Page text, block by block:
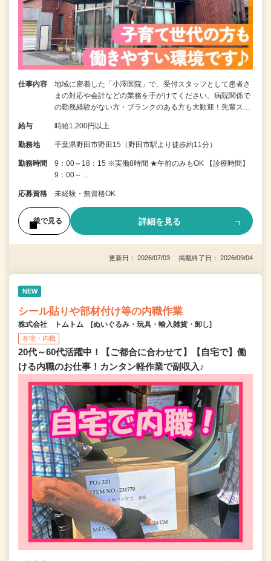
仕事内容
地域に密着した「小澤医院」で、受付スタッフとして患者さ
まの対応や会計などの業務を手がけてください。病院関係で
の勤務経験がない方・ブランクのある方も大歓迎！先輩ス…
給与 時給1,200円以上
勤務地 千葉県野田市野田15（野田市駅より徒歩約11分）
勤務時間
9：00～18：15 ※実働8時間 ★午前のみもOK 【診療時間】
9：00～…
応募資格 未経験・無資格OK
後で見る 詳細を見る
更新日： 2026/07/03 掲載終了日： 2026/09/04
NEW
シール貼りや部材付け等の内職作業
株式会社 トムトム [ぬいぐるみ・玩具・輸入雑貨・卸し]
在宅・内職
20代～60代活躍中！【ご都合に合わせて】【自宅で】働
ける内職のお仕事！カンタン軽作業で副収入♪